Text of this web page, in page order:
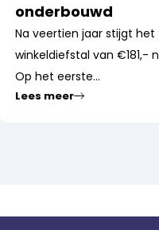
onderbouwd
Na veertien jaar stijgt het
winkeldiefstal van €181,-
Op het eerste...
Lees meer